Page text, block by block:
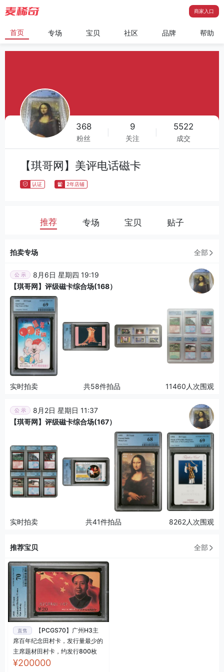
商家入口
首页 专场 宝贝 社区 品牌 帮助
368
粉丝
9
关注
5522
成交
【琪哥网】美评电话磁卡
认证 2年店铺
推荐 专场 宝贝 贴子
拍卖专场 全部
公 示
8月6日 星期四 19:19
【琪哥网】评级磁卡综合场(168）
实时拍卖 共58件拍品 11460人次围观
公 示
8月2日 星期日 11:37
【琪哥网】评级磁卡综合场(167）
实时拍卖 共41件拍品 8262人次围观
推荐宝贝 全部
直售
【PCGS70】广州H3主
席百年纪念田村卡，发行量最少的
主席题材田村卡，约发行800枚
¥200000